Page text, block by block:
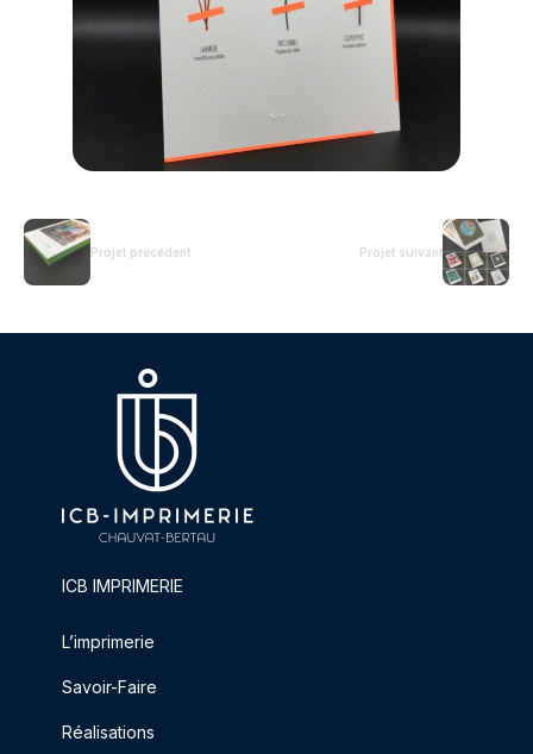
Projet précédent Projet suivant
ICB IMPRIMERIE
L’imprimerie
Savoir-Faire
Réalisations